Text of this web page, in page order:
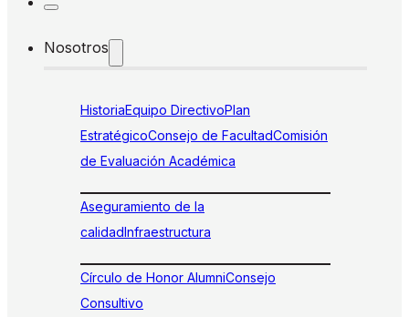
Nosotros
HistoriaEquipo DirectivoPlan
EstratégicoConsejo de FacultadComisión
de Evaluación Académica
Aseguramiento de la
calidadInfraestructura
Círculo de Honor AlumniConsejo
Consultivo